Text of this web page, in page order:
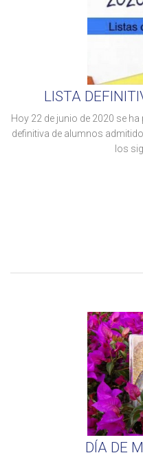
LISTA
Hoy 22 de junio de 2020 se
definitiva de alumnos
los
DÍA DE